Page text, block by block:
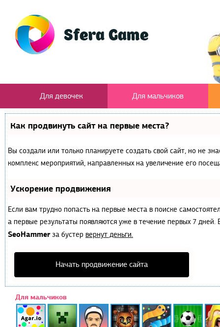
Для девочек Для мальчиков
Как продвинуть сайт на первые места?
Вы создали или только планируете создать свой сайт, но не
комплекс мероприятий, направленных на увеличение его
Ускорение продвижения
Если вам трудно попасть на первые места в поиске
а первые результаты появляются уже в течение первых 7
SeoHammerза бустер вернут деньги.
Начать продвижение сайта
Для мальчиков